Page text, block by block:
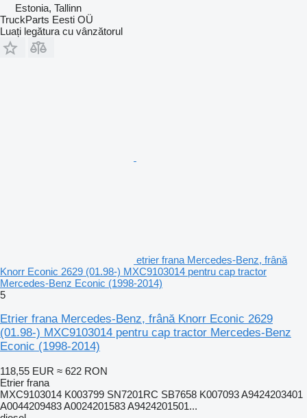
Estonia, Tallinn
TruckParts Eesti OÜ
Luați legătura cu vânzătorul
etrier frana Mercedes-Benz, frână
Knorr Econic 2629 (01.98-) MXC9103014 pentru cap tractor
Mercedes-Benz Econic (1998-2014)
5
Etrier frana Mercedes-Benz, frână Knorr Econic 2629
(01.98-) MXC9103014 pentru cap tractor Mercedes-Benz
Econic (1998-2014)
118,55 EUR ≈ 622 RON
Etrier frana
MXC9103014 K003799 SN7201RC SB7658 K007093 A9424203401
A0044209483 A0024201583 A9424201501...